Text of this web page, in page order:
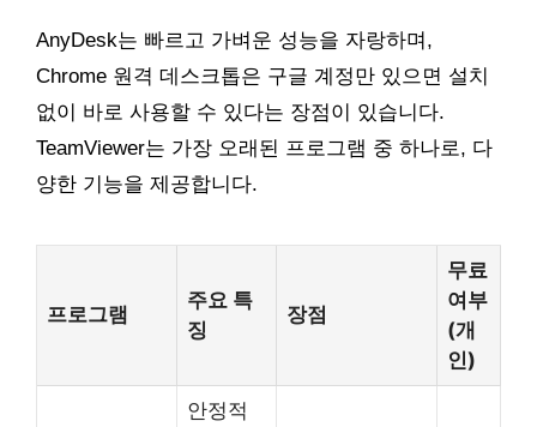
AnyDesk는 빠르고 가벼운 성능을 자랑하며,
Chrome 원격 데스크톱은 구글 계정만 있으면 설치
없이 바로 사용할 수 있다는 장점이 있습니다.
TeamViewer는 가장 오래된 프로그램 중 하나로, 다
양한 기능을 제공합니다.
프로그램
주요 특
징
장점
무료
여부
(개
인)
안정적